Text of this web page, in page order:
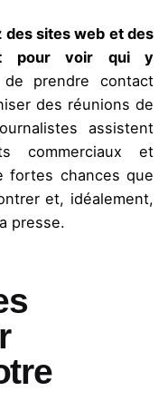
des sites web et des
pour voir qui y
prendre contact
des réunions de
assistent
commerciaux et
fortes chances que
et, idéalement,
presse.